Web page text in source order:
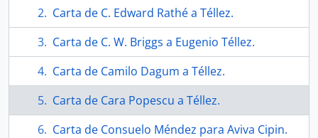
Carta de C. Edward Rathé a Téllez.
Carta de C. W. Briggs a Eugenio Téllez.
Carta de Camilo Dagum a Téllez.
Carta de Cara Popescu a Téllez.
Carta de Consuelo Méndez para Aviva Cipin.